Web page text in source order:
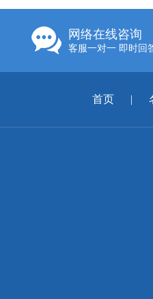
网络在线咨询
客服一对一 即时回
首页 |